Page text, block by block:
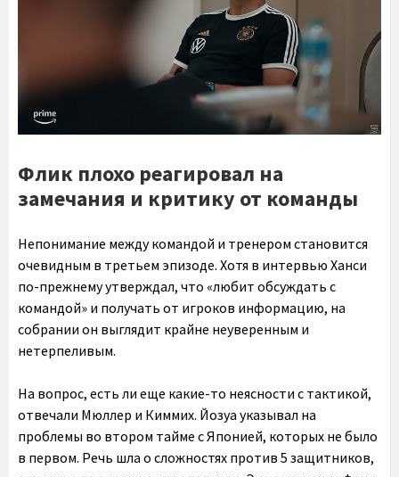
Флик плохо реагировал на
замечания и критику от команды
Непонимание между командой и тренером становится
очевидным в третьем эпизоде. Хотя в интервью Ханси
по-прежнему утверждал, что «любит обсуждать с
командой» и получать от игроков информацию, на
собрании он выглядит крайне неуверенным и
нетерпеливым.
На вопрос, есть ли еще какие-то неясности с тактикой,
отвечали Мюллер и Киммих. Йозуа указывал на
проблемы во втором тайме с Японией, которых не было
в первом. Речь шла о сложностях против 5 защитников,